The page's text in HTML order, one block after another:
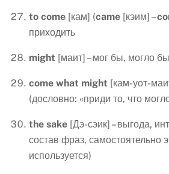
to come [кам] (came [кэим] –
приходить
might [маит] – мог бы, могло
come what might [кам-уот-
(дословно: «приди то, что
the sake [Дэ-сэик] – выгода,
состав фраз, самостоятельно
используется)